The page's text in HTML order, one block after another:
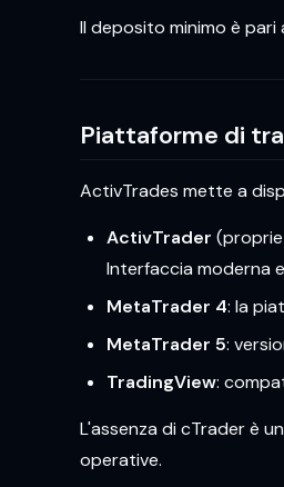
Il deposito minimo è
Piattaforme di
ActivTrades mette a
ActivTrader
Interfaccia moderna
MetaTrader 4: la
MetaTrader 5:
TradingView:
L'assenza di cTrader è
operative.